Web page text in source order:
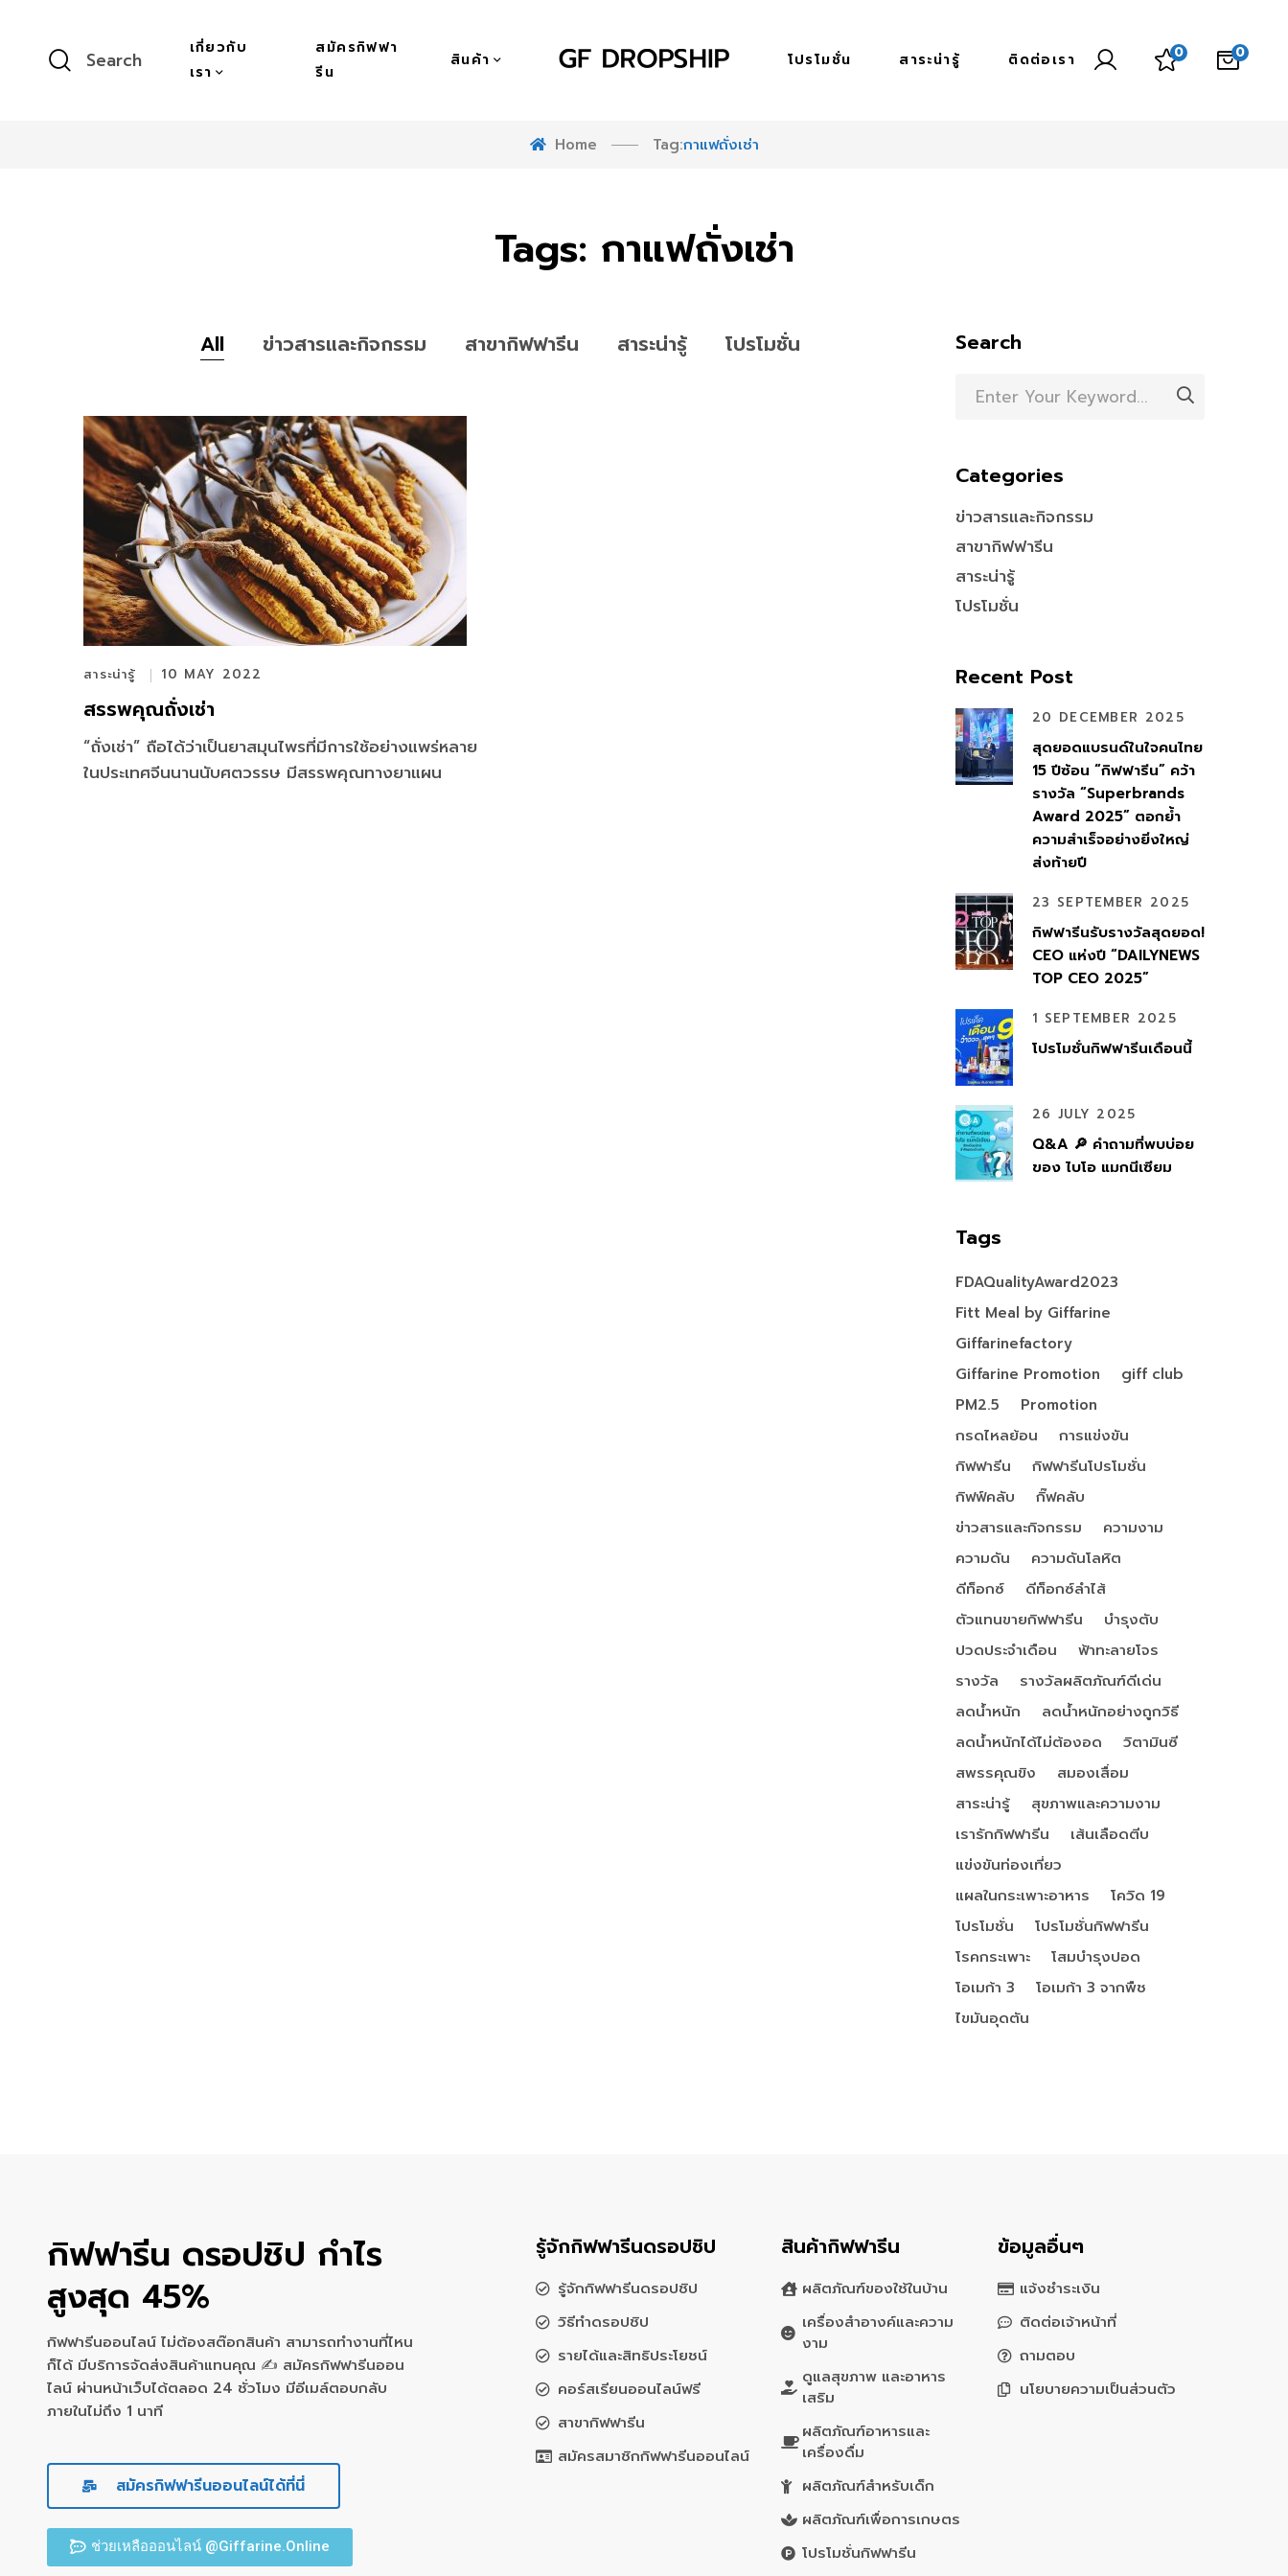
Search
เกี่ยวกับ
เรา
สมัครกิฟฟา
รีน
สินค้า โปรโมชั่น สาระน่ารู้ ติดต่อเรา 0 0
Home Tag:กาแฟถั่งเช่า
Tags: กาแฟถั่งเช่า
All ข่าวสารและกิจกรรม สาขากิฟฟารีน สาระน่ารู้ โปรโมชั่น
สาระน่ารู้ 10 MAY 2022
สรรพคุณถั่งเช่า
“ถั่งเช่า” ถือได้ว่าเป็นยาสมุนไพรที่มีการใช้อย่างแพร่หลาย
ในประเทศจีนนานนับศตวรรษ มีสรรพคุณทางยาแผน
Search
Categories
ข่าวสารและกิจกรรม
สาขากิฟฟารีน
สาระน่ารู้
โปรโมชั่น
Recent Post
20 DECEMBER 2025
สุดยอดแบรนด์ในใจคนไทย
15 ปีซ้อน “กิฟฟารีน” คว้า
รางวัล “Superbrands
Award 2025” ตอกย้ำ
ความสำเร็จอย่างยิ่งใหญ่
ส่งท้ายปี
23 SEPTEMBER 2025
กิฟฟารีนรับรางวัลสุดยอด!
CEO แห่งปี “DAILYNEWS
TOP CEO 2025”
1 SEPTEMBER 2025
โปรโมชั่นกิฟฟารีนเดือนนี้
26 JULY 2025
Q&A 🔎 คำถามที่พบบ่อย
ของ ไบโอ แมกนีเซียม
Tags
FDAQualityAward2023
Fitt Meal by Giffarine
Giffarinefactory
Giffarine Promotion
giff club
PM2.5
Promotion
กรดไหลย้อน
การแข่งขัน
กิฟฟารีน
กิฟฟารีนโปรโมชั่น
กิฟฟ์คลับ
กิ๊ฟคลับ
ข่าวสารและกิจกรรม
ความงาม
ความดัน
ความดันโลหิต
ดีท็อกซ์
ดีท็อกซ์ลำไส้
ตัวแทนขายกิฟฟารีน
บำรุงตับ
ปวดประจำเดือน
ฟ้าทะลายโจร
รางวัล
รางวัลผลิตภัณฑ์ดีเด่น
ลดน้ำหนัก
ลดน้ำหนักอย่างถูกวิธี
ลดน้ำหนักได้ไม่ต้องอด
วิตามินซี
สพรรคุณขิง
สมองเสื่อม
สาระน่ารู้
สุขภาพและความงาม
เรารักกิฟฟารีน
เส้นเลือดตีบ
แข่งขันท่องเที่ยว
แผลในกระเพาะอาหาร
โควิด 19
โปรโมชั่น
โปรโมชั่นกิฟฟารีน
โรคกระเพาะ
โสมบำรุงปอด
โอเมก้า 3
โอเมก้า 3 จากพืช
ไขมันอุดตัน
กิฟฟารีน ดรอปชิป กำไร
สูงสุด 45%
กิฟฟารีนออนไลน์ ไม่ต้องสต๊อกสินค้า สามารถทำงานที่ไหน
ก็ได้ มีบริการจัดส่งสินค้าแทนคุณ ✍ สมัครกิฟฟารีนออน
ไลน์ ผ่านหน้าเว็บได้ตลอด 24 ชั่วโมง มีอีเมล์ตอบกลับ
ภายในไม่ถึง 1 นาที
สมัครกิฟฟารีนออนไลน์ได้ที่นี่
ช่วยเหลือออนไลน์ @Giffarine.Online
รู้จักกิฟฟารีนดรอปชิป
รู้จักกิฟฟารีนดรอปชิป
วิธีทำดรอปชิป
รายได้และสิทธิประโยชน์
คอร์สเรียนออนไลน์ฟรี
สาขากิฟฟารีน
สมัครสมาชิกกิฟฟารีนออนไลน์
สินค้ากิฟฟารีน
ผลิตภัณฑ์ของใช้ในบ้าน
เครื่องสำอางค์และความ
งาม
ดูแลสุขภาพ และอาหาร
เสริม
ผลิตภัณฑ์อาหารและ
เครื่องดื่ม
ผลิตภัณฑ์สำหรับเด็ก
ผลิตภัณฑ์เพื่อการเกษตร
โปรโมชั่นกิฟฟารีน
ข้อมูลอื่นๆ
แจ้งชำระเงิน
ติดต่อเจ้าหน้าที่
ถามตอบ
นโยบายความเป็นส่วนตัว